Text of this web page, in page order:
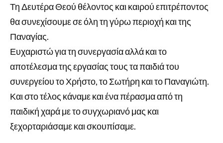
Τη Δευτέρα Θεού θέλοντος και καιρού επιτρέποντος
θα συνεχίσουμε σε όλη τη γύρω περιοχή και της
Παναγίας.
Ευχαριστώ για τη συνεργασία αλλά και το
αποτέλεσμα της εργασίας τους τα παιδιά του
συνεργείου το Χρήστο, το Σωτήρη και το Παναγιώτη.
Και στο τέλος κάναμε και ένα πέρασμα από τη
παιδική χαρά με το συγχωριανό μας και
ξεχορταριάσαμε και σκουπίσαμε.